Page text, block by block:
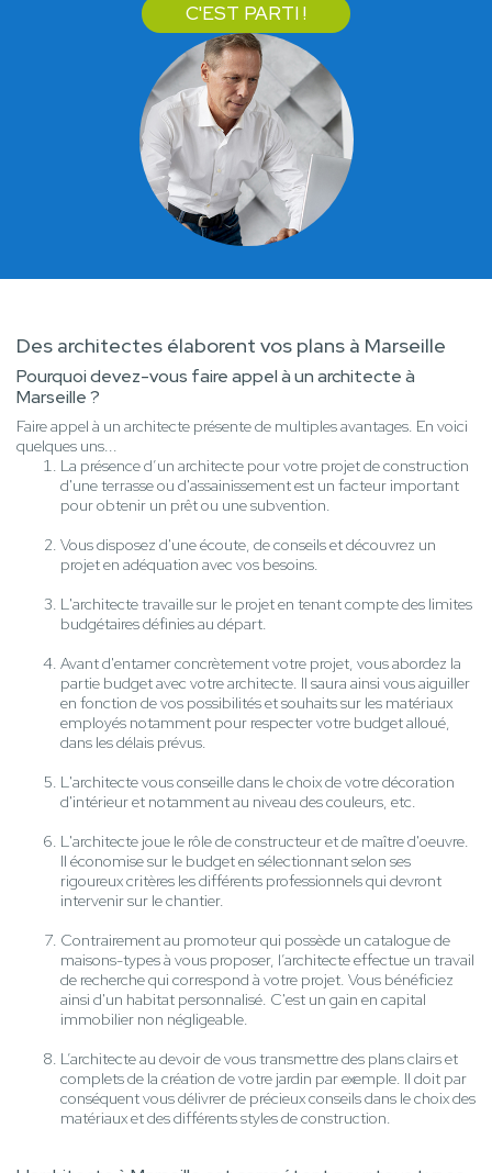
C'EST PARTI !
Des architectes élaborent vos plans à Marseille
Pourquoi devez-vous faire appel à un architecte à
Marseille ?
Faire appel à un architecte présente de multiples avantages. En voici
quelques uns...
La présence d’un architecte pour votre projet de construction
d'une terrasse ou d'assainissement est un facteur important
pour obtenir un prêt ou une subvention.
Vous disposez d'une écoute, de conseils et découvrez un
projet en adéquation avec vos besoins.
L'architecte travaille sur le projet en tenant compte des limites
budgétaires définies au départ.
Avant d'entamer concrètement votre projet, vous abordez la
partie budget avec votre architecte. Il saura ainsi vous aiguiller
en fonction de vos possibilités et souhaits sur les matériaux
employés notamment pour respecter votre budget alloué,
dans les délais prévus.
L'architecte vous conseille dans le choix de votre décoration
d'intérieur et notamment au niveau des couleurs, etc.
L'architecte joue le rôle de constructeur et de maître d'oeuvre.
Il économise sur le budget en sélectionnant selon ses
rigoureux critères les différents professionnels qui devront
intervenir sur le chantier.
Contrairement au promoteur qui possède un catalogue de
maisons-types à vous proposer, l’architecte effectue un travail
de recherche qui correspond à votre projet. Vous bénéficiez
ainsi d'un habitat personnalisé. C'est un gain en capital
immobilier non négligeable.
L’architecte au devoir de vous transmettre des plans clairs et
complets de la création de votre jardin par exemple. Il doit par
conséquent vous délivrer de précieux conseils dans le choix des
matériaux et des différents styles de construction.